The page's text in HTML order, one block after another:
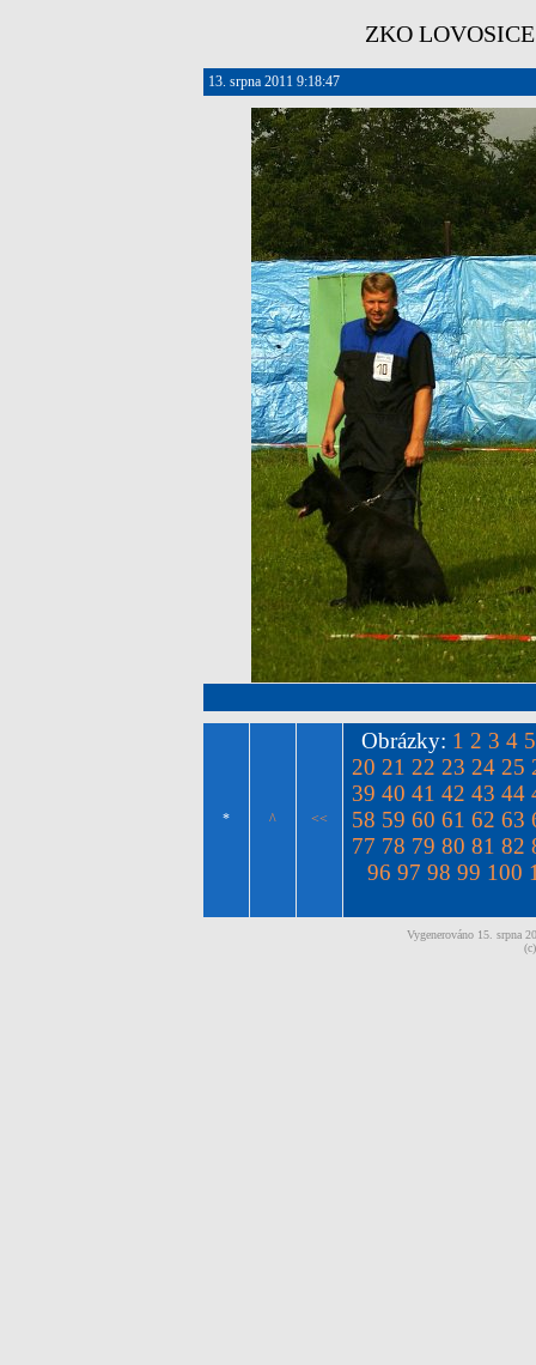
ZKO
13. srpna 2011 9:18:47
* ^ <<
Obrázky: 1 2 3 4 5
20 21 22 23 24 25
39 40 41 42 43 44
58 59 60 61 62 63
77 78 79 80 81 82
96 97 98 99 100
Vygenerováno 15. srpna